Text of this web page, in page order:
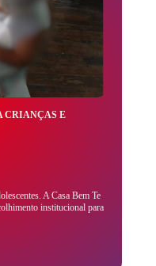
CRIANÇAS E
A Casa Bem Te
institucional para